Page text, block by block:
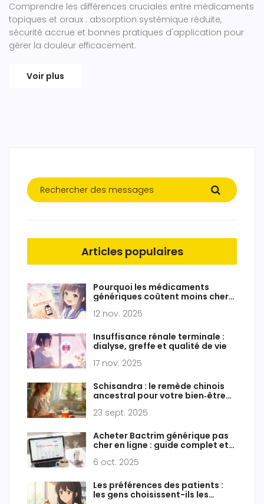
Comprendre les différences cruciales entre médicaments
topiques et oraux : absorption systémique réduite,
sécurité accrue et bonnes pratiques d'application pour
gérer la douleur efficacement.
Voir plus
Articles populaires
Pourquoi les médicaments
génériques coûtent moins chers
12 nov. 2025
Insuffisance rénale terminale :
dialyse, greffe et qualité de vie
17 nov. 2025
Schisandra : le remède chinois
ancestral pour votre bien‑être
23 sept. 2025
Acheter Bactrim générique pas
cher en ligne : guide complet et
6 oct. 2025
Les préférences des patients :
les gens choisissent-ils les